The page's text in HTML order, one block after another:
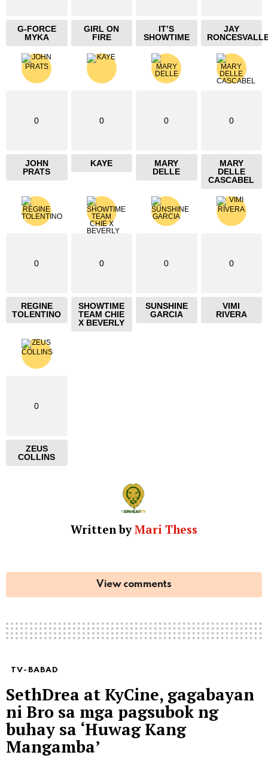
G-FORCE
MYKA
GIRL ON
FIRE
IT’S
SHOWTIME
JAY
0
JOHN
PRATS
0
KAYE
0
MARY
DELLE
0
MARY
DELLE
CASCABEL
0
REGINE
TOLENTINO
0
SHOWTIME
TEAM CHIE
X BEVERLY
0
SUNSHINE
GARCIA
0
VIMI
RIVERA
0
ZEUS
COLLINS
Written byMari Thess
View comments
TV-BABAD
SethDrea at KyCine, gagabayan
ni Bro sa mga pagsubok ng
buhay sa ‘Huwag Kang
Mangamba’